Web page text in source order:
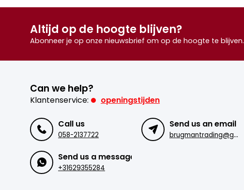
Altijd op de hoogte blijven?
Abonneer je op onze nieuwsbrief om op de hoogte te blijven.
Can we help?
Klantenservice: openingstijden
Call us
058-2137722
Send us an email
b
rugmantrading@gmail.com
Send us a message
+31629355284